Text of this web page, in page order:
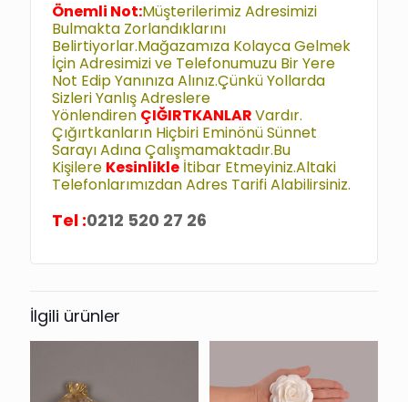
Önemli Not:Müşterilerimiz Adresimizi
Bulmakta Zorlandıklarını
Belirtiyorlar.Mağazamıza Kolayca Gelmek
İçin Adresimizi ve Telefonumuzu Bir Yere
Not Edip Yanınıza Alınız.Çünkü Yollarda
Sizleri Yanlış Adreslere
Yönlendiren ÇIĞIRTKANLARVardır.
Çığırtkanların Hiçbiri Eminönü Sünnet
Sarayı Adına Çalışmamaktadır.Bu
Kişilere Kesinlikle İtibar Etmeyiniz.Altaki
Telefonlarımızdan Adres Tarifi Alabilirsiniz.
Tel :0212 520 27 26
İlgili ürünler